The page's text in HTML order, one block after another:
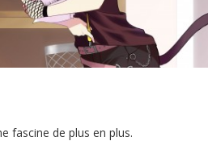
fascine de plus en plus.